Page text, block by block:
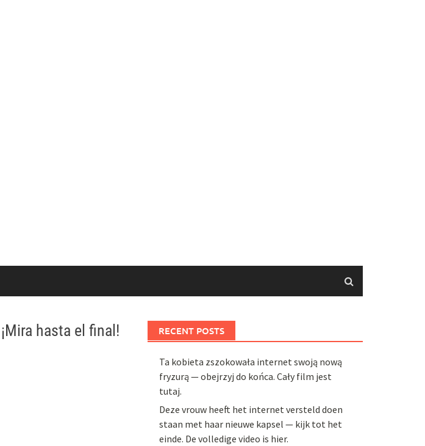
hasta el final!
RECENT POSTS
Ta kobieta zszokowała internet swoją nową
fryzurą — obejrzyj do końca. Cały film jest
tutaj.
Deze vrouw heeft het internet versteld doen
staan met haar nieuwe kapsel — kijk tot het
einde. De volledige video is hier.